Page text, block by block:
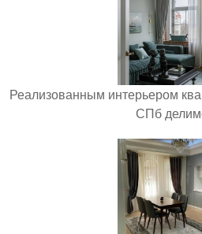
Реализованным интерьером
СПб